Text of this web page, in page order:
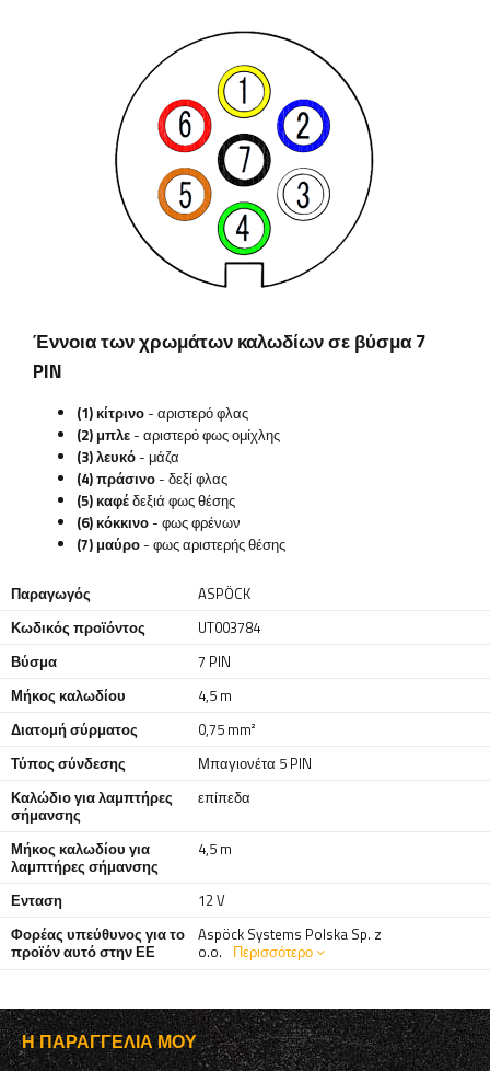
Έννοια των χρωμάτων καλωδίων σε βύσμα 7
PIN
(1) κίτρινο - αριστερό φλας
(2) μπλε - αριστερό φως ομίχλης
(3) λευκό - μάζα
(4) πράσινο - δεξί φλας
(5) καφέδεξιά φως θέσης
(6) κόκκινο - φως φρένων
(7) μαύρο - φως αριστερής θέσης
Παραγωγός
ASPÖCK
Κωδικός προϊόντος
UT003784
Βύσμα
7 PIN
Μήκος καλωδίου
4,5 m
Διατομή σύρματος
0,75 mm²
Τύπος σύνδεσης
Μπαγιονέτα 5 PIN
Καλώδιο για λαμπτήρες
σήμανσης
επίπεδα
Μήκος καλωδίου για
λαμπτήρες σήμανσης
4,5 m
Ενταση
12 V
Φορέας υπεύθυνος για το
προϊόν αυτό στην ΕΕ
Aspöck Systems Polska Sp. z
o.o. Περισσότερο
Η ΠΑΡΑΓΓΕΛΊΑ ΜΟΥ